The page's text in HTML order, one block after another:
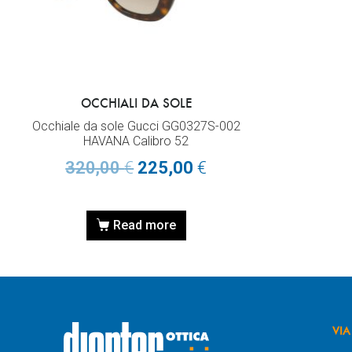
OCCHIALI DA SOLE
Occhiale da sole Gucci GG0327S-002
HAVANA Calibro 52
320,00€ 225,00€
Read more
VIA